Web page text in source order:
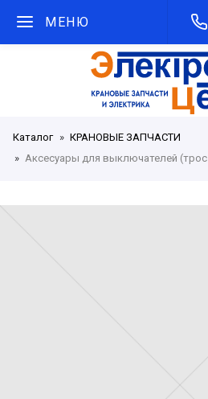
МЕНЮ
Каталог
КРАНОВЫЕ ЗАПЧАСТИ
Аксесуары для выключателей (трос